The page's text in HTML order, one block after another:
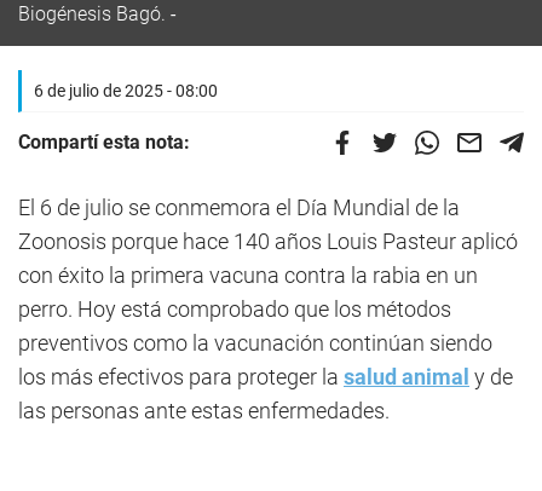
Biogénesis Bagó.
6 de julio de 2025 - 08:00
Compartí esta nota:
El 6 de julio se conmemora el Día Mundial de la
Zoonosis porque hace 140 años Louis Pasteur aplicó
con éxito la primera vacuna contra la rabia en un
perro. Hoy está comprobado que los métodos
preventivos como la vacunación continúan siendo
los más efectivos para proteger la salud animal y de
las personas ante estas enfermedades.